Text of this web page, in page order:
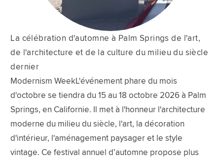
La célébration d'automne à Palm Springs de l'art,
de l'architecture et de la culture du milieu du siècle
dernier
Modernism WeekL'événement phare du mois
d'octobre se tiendra du 15 au 18 octobre 2026 à Palm
Springs, en Californie. Il met à l'honneur l'architecture
moderne du milieu du siècle, l'art, la décoration
d'intérieur, l'aménagement paysager et le style
vintage. Ce festival annuel d’automne propose plus